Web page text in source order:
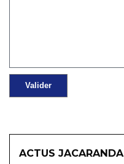
ACTUS JACARANDA